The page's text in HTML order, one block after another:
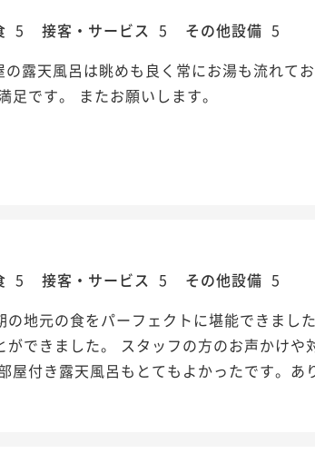
5 接客・サービス 5 その他設備 5
露天風呂は眺めも良く常にお湯も流れて
です。 またお願いします。
5 接客・サービス 5 その他設備 5
地元の食をパーフェクトに堪能できまし
できました。 スタッフの方のお声かけや
屋付き露天風呂もとてもよかったです。あ